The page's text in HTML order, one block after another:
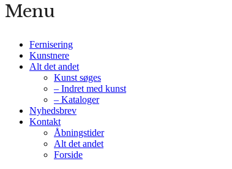
Menu
Fernisering
Kunstnere
Alt det andet
Kunst søges
– Indret med kunst
– Kataloger
Nyhedsbrev
Kontakt
Åbningstider
Alt det andet
Forside